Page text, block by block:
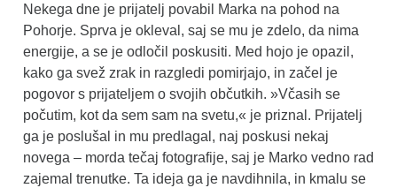
Nekega dne je prijatelj povabil Marka na pohod na
Pohorje. Sprva je okleval, saj se mu je zdelo, da nima
energije, a se je odločil poskusiti. Med hojo je opazil,
kako ga svež zrak in razgledi pomirjajo, in začel je
pogovor s prijateljem o svojih občutkih. »Včasih se
počutim, kot da sem sam na svetu,« je priznal. Prijatelj
ga je poslušal in mu predlagal, naj poskusi nekaj
novega – morda tečaj fotografije, saj je Marko vedno rad
zajemal trenutke. Ta ideja ga je navdihnila, in kmalu se